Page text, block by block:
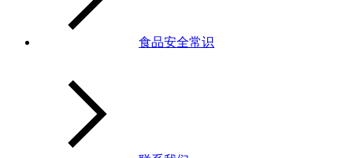
食品安全常识